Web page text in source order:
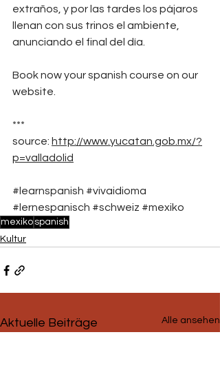
extraños, y por las tardes los pájaros
llenan con sus trinos el ambiente,
anunciando el final del día.
Book now your spanish course on our
website.
***
source: http://www.yucatan.gob.mx/?
p=valladolid
#learnspanish #vivaidioma
#lernespanisch #schweiz #mexiko
mexiko spanish
Kultur
Aktuelle Beiträge Alle ansehen